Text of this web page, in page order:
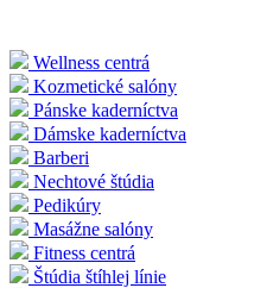
Wellness centrá
Kozmetické salóny
Pánske kaderníctva
Dámske kaderníctva
Barberi
Nechtové štúdia
Pedikúry
Masážne salóny
Fitness centrá
Štúdia štíhlej línie